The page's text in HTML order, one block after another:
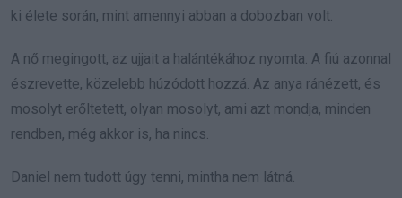
ki élete során, mint amennyi abban a dobozban volt.
A nő megingott, az ujjait a halántékához nyomta. A fiú azonnal
észrevette, közelebb húzódott hozzá. Az anya ránézett, és
mosolyt erőltetett, olyan mosolyt, ami azt mondja, minden
rendben, még akkor is, ha nincs.
Daniel nem tudott úgy tenni, mintha nem látná.